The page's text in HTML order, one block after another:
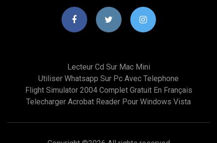
Lecteur Cd Sur Mac Mini
Utiliser Whatsapp Sur Pc Avec Telephone
Flight Simulator 2004 Complet Gratuit En Français
Telecharger Acrobat Reader Pour Windows Vista